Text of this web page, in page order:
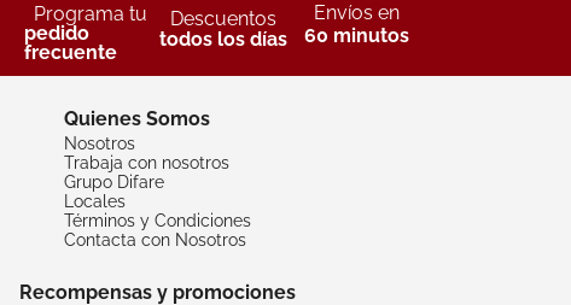
Programa tu
pedido
frecuente
Descuentos
todos los días
Envíos en
60 minutos
Quienes Somos
Nosotros
Trabaja con nosotros
Grupo Difare
Locales
Términos y Condiciones
Contacta con Nosotros
Recompensas y promociones